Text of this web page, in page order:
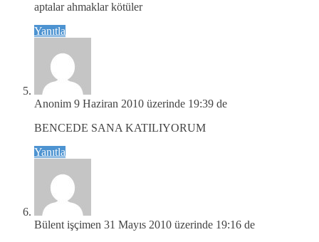
aptalar ahmaklar kötüler
Yanıtla
Anonim 9 Haziran 2010 üzerinde 19:39 de
BENCEDE SANA KATILIYORUM
Yanıtla
Bülent işçimen 31 Mayıs 2010 üzerinde 19:16 de